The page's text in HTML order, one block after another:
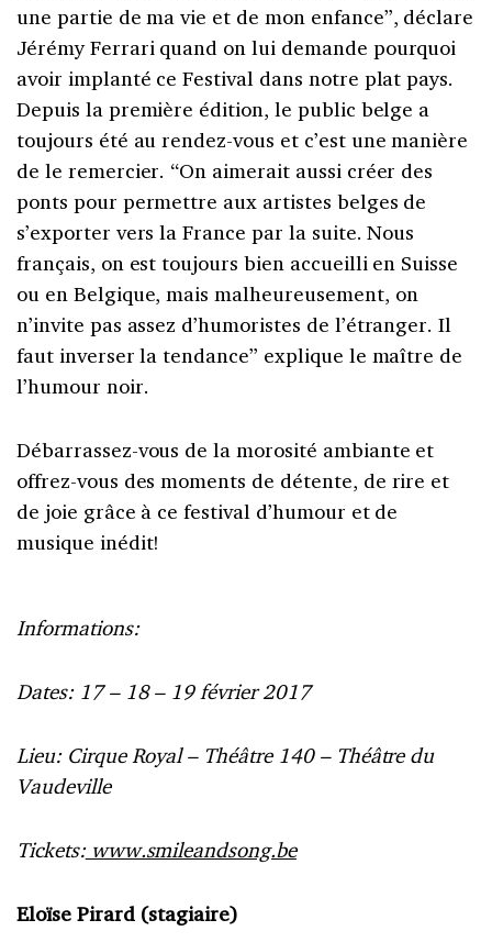
une partie de ma vie et de mon enfance”, déclare
Jérémy Ferrari quand on lui demande pourquoi
avoir implanté ce Festival dans notre plat pays.
Depuis la première édition, le public belge a
toujours été au rendez-vous et c’est une manière
de le remercier. “On aimerait aussi créer des
ponts pour permettre aux artistes belges de
s’exporter vers la France par la suite. Nous
français, on est toujours bien accueilli en Suisse
ou en Belgique, mais malheureusement, on
n’invite pas assez d’humoristes de l’étranger. Il
faut inverser la tendance” explique le maître de
l’humour noir.
Débarrassez-vous de la morosité ambiante et
offrez-vous des moments de détente, de rire et
de joie grâce à ce festival d’humour et de
musique inédit!
Informations:
Dates: 17 – 18 – 19 février 2017
Lieu: Cirque Royal – Théâtre 140 – Théâtre du
Vaudeville
Tickets:www.smileandsong.be
Eloïse Pirard (stagiaire)